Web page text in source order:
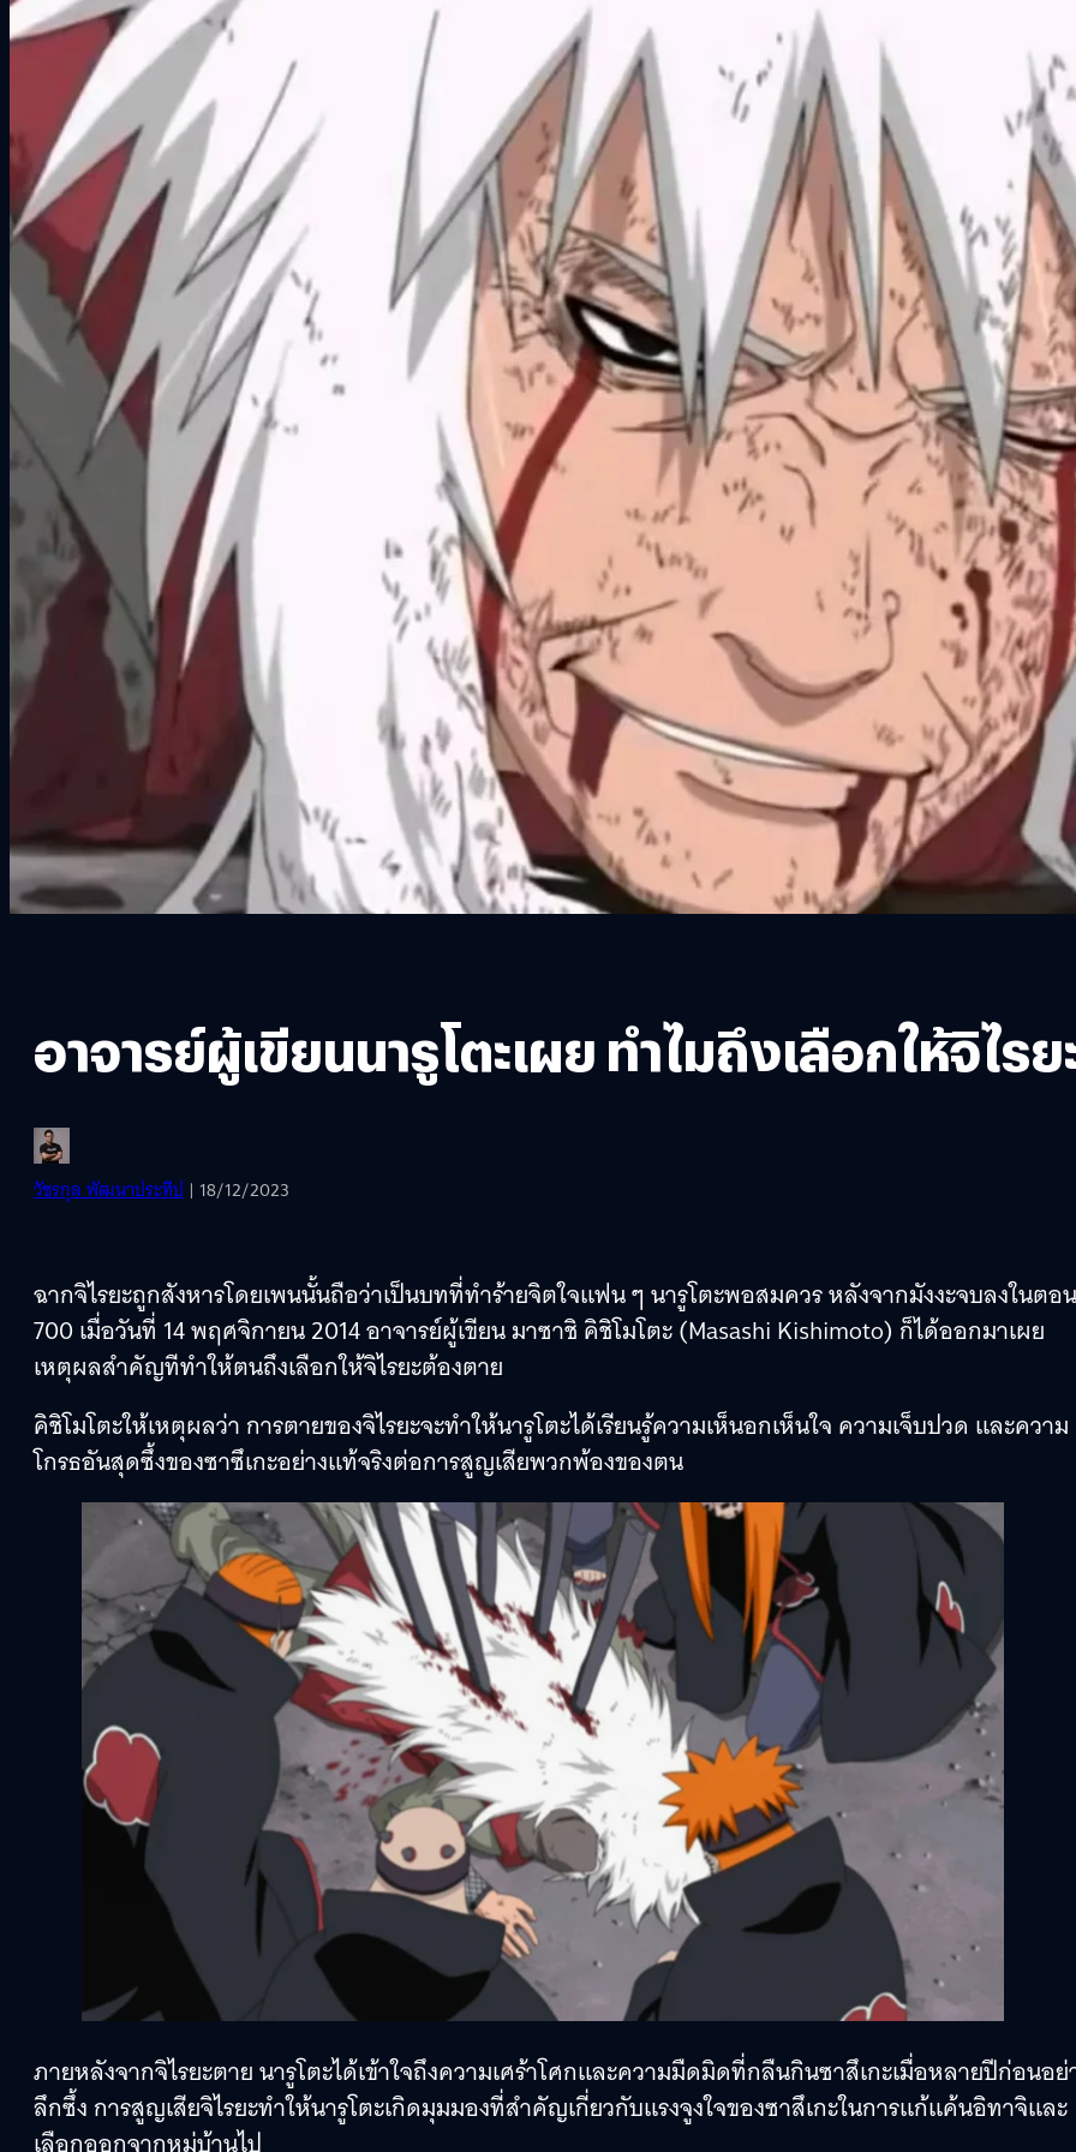
อาจารย์ผู้เขียนนารูโตะเผย ทำไมถึงเลือกให้จิไร
วัชรกุล พัฒนาประทีป | 18/12/2023
ฉากจิไรยะถูกสังหารโดยเพนนั้นถือว่าเป็นบทที่ทำร้ายจิตใจแฟน ๆ นารูโตะพอสมควร หลังจากมังงะจบลงในตอ
700 เมื่อวันที่ 14 พฤศจิกายน 2014 อาจารย์ผู้เขียน มาซาชิ คิชิโมโตะ (Masashi Kishimoto) ก็ได้ออกมาเผย
เหตุผลสำคัญทีทำให้ตนถึงเลือกให้จิไรยะต้องตาย
คิชิโมโตะให้เหตุผลว่า การตายของจิไรยะจะทำให้นารูโตะได้เรียนรู้ความเห็นอกเห็นใจ ความเจ็บปวด และความ
โกรธอันสุดซึ้งของซาซึเกะอย่างแท้จริงต่อการสูญเสียพวกพ้องของตน
ภายหลังจากจิไรยะตาย นารูโตะได้เข้าใจถึงความเศร้าโศกและความมืดมิดที่กลืนกินซาสึเกะเมื่อหลายปีก่อนอย่
ลึกซึ้ง การสูญเสียจิไรยะทำให้นารูโตะเกิดมุมมองที่สำคัญเกี่ยวกับแรงจูงใจของซาสึเกะในการแก้แค้นอิทาจิและ
เลือกออกจากหมู่บ้านไป